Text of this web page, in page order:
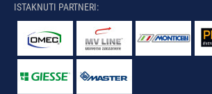
ISTAKNUTI PARTNERI: